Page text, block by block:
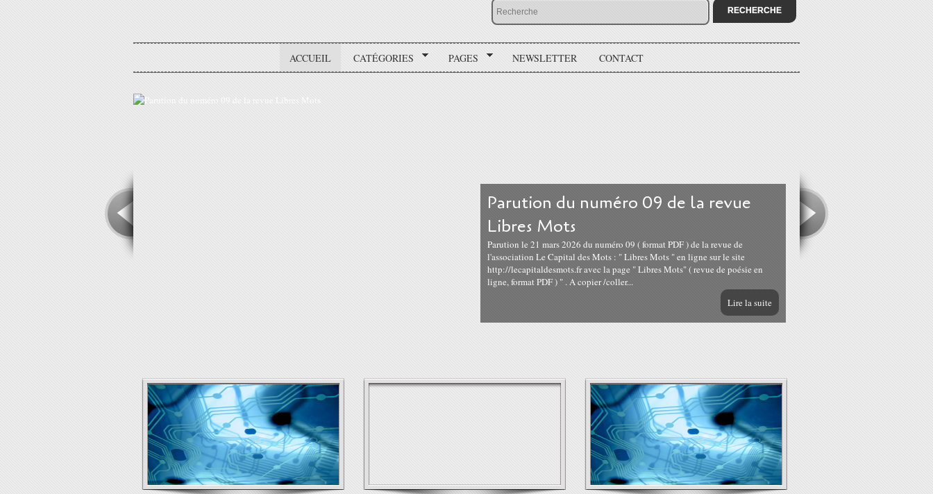
ACCUEIL CATÉGORIES PAGES NEWSLETTER CONTACT
Parution du numéro 09 de la revue
Libres Mots
Parution le 21 mars 2026 du numéro 09 ( format PDF ) de la revue de
l'association Le Capital des Mots : " Libres Mots " en ligne sur le site
http://lecapitaldesmots.fr avec la page " Libres Mots" ( revue de poésie en
ligne, format PDF ) " . A copier /coller...
Lire la suite